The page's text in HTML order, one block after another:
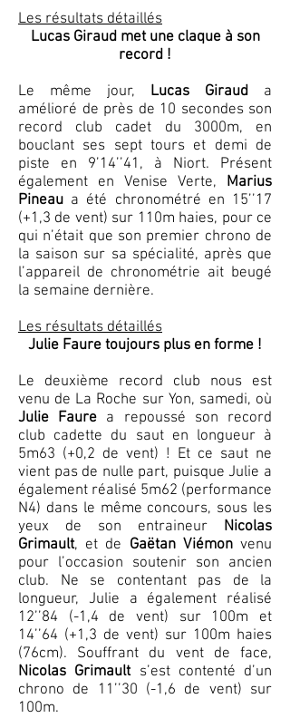
Les résultats détaillés
Lucas Giraud met une claque à son
record !
Le même jour, Lucas Giraud a
amélioré de près de 10 secondes son
record club cadet du 3000m, en
bouclant ses sept tours et demi de
piste en 9’14’’41, à Niort. Présent
également en Venise Verte, Marius
Pineau a été chronométré en 15’’17
(+1,3 de vent) sur 110m haies, pour ce
qui n’était que son premier chrono de
la saison sur sa spécialité, après que
l’appareil de chronométrie ait beugé
la semaine dernière.
Les résultats détaillés
Julie Faure toujours plus en forme !
Le deuxième record club nous est
venu de La Roche sur Yon, samedi, où
Julie Faure a repoussé son record
club cadette du saut en longueur à
5m63 (+0,2 de vent) ! Et ce saut ne
vient pas de nulle part, puisque Julie a
également réalisé 5m62 (performance
N4) dans le même concours, sous les
yeux de son entraineur Nicolas
Grimault, et de Gaëtan Viémonvenu
pour l’occasion soutenir son ancien
club. Ne se contentant pas de la
longueur, Julie a également réalisé
12’’84 (-1,4 de vent) sur 100m et
14’’64 (+1,3 de vent) sur 100m haies
(76cm). Souffrant du vent de face,
Nicolas Grimault s’est contenté d’un
chrono de 11’’30 (-1,6 de vent) sur
100m.